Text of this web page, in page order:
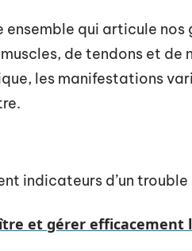
qui articule nos
de tendons et de
les manifestations
indicateurs d’un
et gérer efficacement